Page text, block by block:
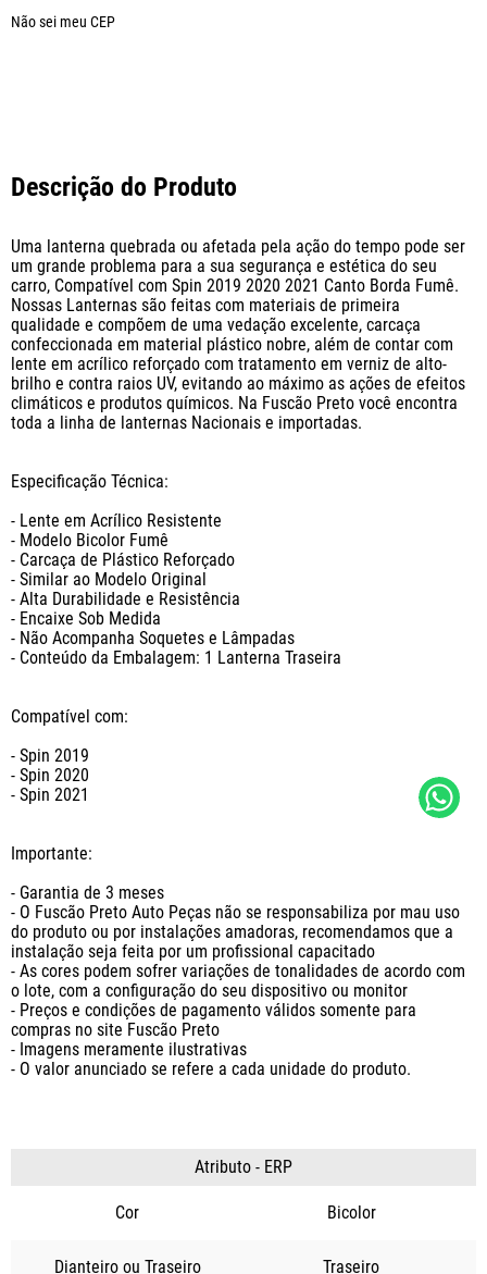
Não sei meu CEP
Descrição do Produto
Uma lanterna quebrada ou afetada pela ação do tempo pode ser
um grande problema para a sua segurança e estética do seu
carro, Compatível com Spin 2019 2020 2021 Canto Borda Fumê.
Nossas Lanternas são feitas com materiais de primeira
qualidade e compõem de uma vedação excelente, carcaça
confeccionada em material plástico nobre, além de contar com
lente em acrílico reforçado com tratamento em verniz de alto-
brilho e contra raios UV, evitando ao máximo as ações de efeitos
climáticos e produtos químicos. Na Fuscão Preto você encontra
toda a linha de lanternas Nacionais e importadas.
Especificação Técnica:
- Lente em Acrílico Resistente
- Modelo Bicolor Fumê
- Carcaça de Plástico Reforçado
- Similar ao Modelo Original
- Alta Durabilidade e Resistência
- Encaixe Sob Medida
- Não Acompanha Soquetes e Lâmpadas
- Conteúdo da Embalagem: 1 Lanterna Traseira
Compatível com:
- Spin 2019
- Spin 2020
- Spin 2021
Importante:
- Garantia de 3 meses
- O Fuscão Preto Auto Peças não se responsabiliza por mau uso
do produto ou por instalações amadoras, recomendamos que a
instalação seja feita por um profissional capacitado
- As cores podem sofrer variações de tonalidades de acordo com
o lote, com a configuração do seu dispositivo ou monitor
- Preços e condições de pagamento válidos somente para
compras no site Fuscão Preto
- Imagens meramente ilustrativas
- O valor anunciado se refere a cada unidade do produto.
Atributo - ERP
Cor Bicolor
Dianteiro ou Traseiro Traseiro